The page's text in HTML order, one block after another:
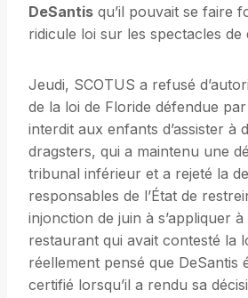
DeSantis qu’il pouvait se faire
ridicule loi sur les spectacles de
Jeudi, SCOTUS a refusé
de la loi de Floride défendue
interdit aux enfants d’assister à
dragsters, qui a maintenu une
tribunal inférieur et a rejeté la
responsables de l’État de
injonction de juin à s’appliquer
restaurant qui avait contesté la
réellement pensé que DeSantis
certifié lorsqu’il a rendu sa